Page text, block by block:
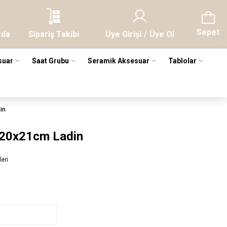
Sipariş Takibi Üye Girişi / Üye Ol Sepet
Saat Grubu Seramik Aksesuar Tablolar
Ladin